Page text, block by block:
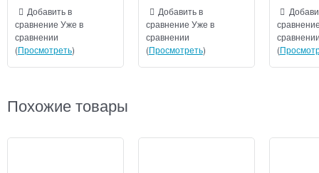
Добавить в
сравнение Уже в
сравнении
(Просмотреть)
Добавить в
сравнение Уже в
сравнении
(Просмотреть)
(
Похожие товары